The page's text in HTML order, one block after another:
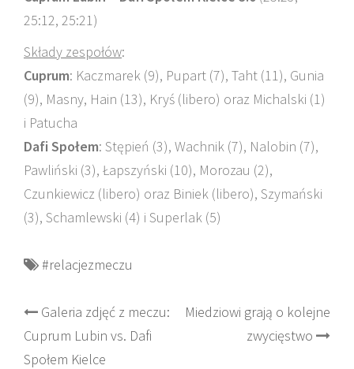
25:12, 25:21)
Składy zespołów:
Cuprum: Kaczmarek (9), Pupart (7), Taht (11), Gunia
(9), Masny, Hain (13), Kryś (libero) oraz Michalski (1)
i Patucha
Dafi Społem: Stępień (3), Wachnik (7), Nalobin (7),
Pawliński (3), Łapszyński (10), Morozau (2),
Czunkiewicz (libero) oraz Biniek (libero), Szymański
(3), Schamlewski (4) i Superlak (5)
#relacjezmeczu
Post
navigation
Galeria zdjęć z meczu:
Cuprum Lubin vs. Dafi
Społem Kielce
Miedziowi grają o kolejne
zwycięstwo